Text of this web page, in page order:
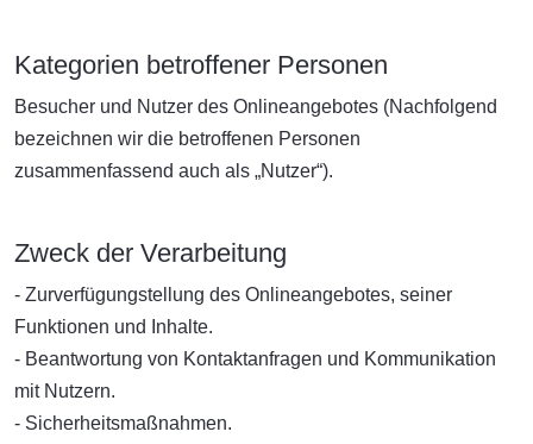
Kategorien betroffener Personen
Besucher und Nutzer des Onlineangebotes (Nachfolgend
bezeichnen wir die betroffenen Personen
zusammenfassend auch als „Nutzer“).
Zweck der Verarbeitung
- Zurverfügungstellung des Onlineangebotes, seiner
Funktionen und Inhalte.
- Beantwortung von Kontaktanfragen und Kommunikation
mit Nutzern.
- Sicherheitsmaßnahmen.